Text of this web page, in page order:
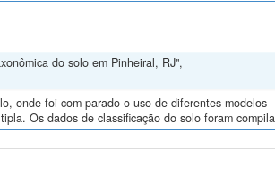
do solo em Pinheiral, RJ",
onde foi com parado o uso de diferentes modelos
Os dados de classificação do solo foram